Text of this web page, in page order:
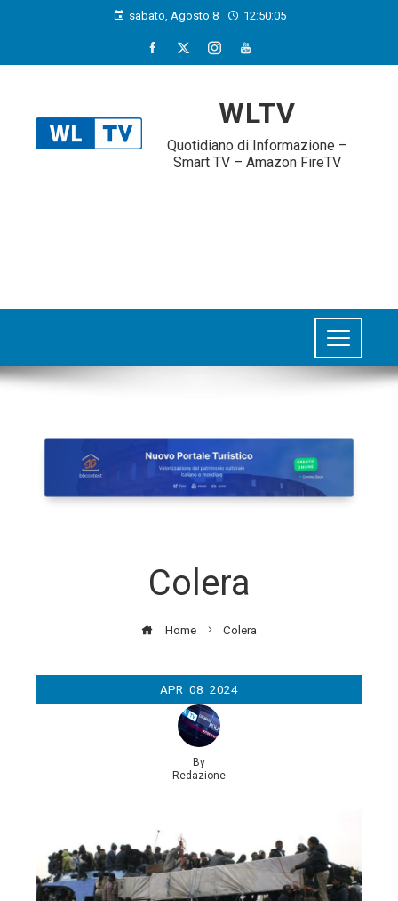
sabato, Agosto 8 12:50:06
WLTV
Quotidiano di Informazione –
Smart TV – Amazon FireTV
Colera
Home Colera
APR 08 2024
By
Redazione